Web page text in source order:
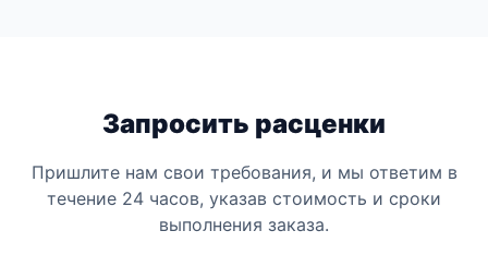
Запросить расценки
Пришлите нам свои требования, и мы ответим в
течение 24 часов, указав стоимость и сроки
выполнения заказа.